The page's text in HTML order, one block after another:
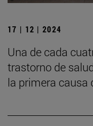
17 | 12 | 2024
Una de cada
trastorno de
la primera causa